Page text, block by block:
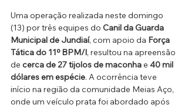
Uma operação realizada neste domingo
(13) por três equipes do Canil da Guarda
Municipal de Jundiaí, com apoio da Força
Tática do 11º BPM/I, resultou na apreensão
de cerca de 27 tijolos de maconha e 40 mil
dólares em espécie. A ocorrência teve
início na região da comunidade Meias Aço,
onde um veículo prata foi abordado após